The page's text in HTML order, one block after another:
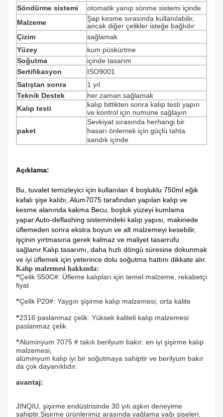
Söndürme sistemi
otomatik yanıp sönme sistemi içinde
Malzeme
Şap kesme sırasında kullanılabilir,
ancak diğer çelikler isteğe bağlıdır
Çizim
sağlamak
Yüzey
kum püskürtme
Soğutma
içinde tasarım
Sertifikasyon
ISO9001
Satıştan sonra
1 yıl
Teknik Destek
her zaman sağlamak
Kalıp testi
kalıp bittikten sonra kalıp testi yapın
ve kontrol için numune sağlayın
paket
Sevkiyat sırasında herhangi bir
hasarı önlemek için güçlü tahta
sandık içinde
Açıklama:
Bu, tuvalet temizleyici için kullanılan 4 boşluklu 750ml eğik
kafalı şişe kalıbı, Alum7075 tarafından yapılan kalıp ve
kesme alanında kakma Becu, boşluk yüzeyi kumlama
yapar.Auto-deflashing sistemindeki kalıp yapısı, makinede
üflemeden sonra ekstra boyun ve alt malzemeyi kesebilir,
işçinin yırtmasına gerek kalmaz ve maliyet tasarrufu
sağlanır.Kalıp tasarımı, daha hızlı döngü süresine dokunmak
ve iyi üflemek için yeterince dolu soğutma hattını dikkate alır.
Kalıp malzemesi hakkında:
*Çelik S50C#: Üfleme kalıpları için temel malzeme, rekabetçi
fiyat
*Çelik P20#: Yaygın şişirme kalıp malzemesi, orta kalite
*2316 paslanmaz çelik: Yüksek kaliteli kalıp malzemesi
paslanmaz çelik.
*Alüminyum 7075 # takılı berilyum bakır: en iyi şişirme kalıp
malzemesi,
alüminyum kalıp iyi bir soğutmaya sahiptir ve berilyum bakır
da çok dayanıklıdır.
avantaj:
JINQIU, şişirme endüstrisinde 30 yılı aşkın deneyime
sahiptir.Şişirme ürünlerimiz arasında yağlama yağı şişeleri,